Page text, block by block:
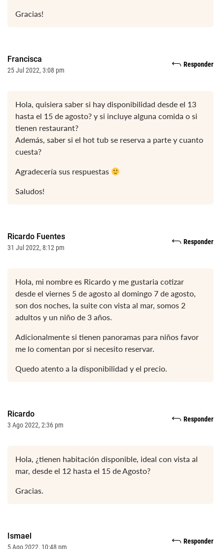
Gracias!
Francisca
25 Jul 2022, 3:08 pm
Responder
Hola, quisiera saber si hay disponibilidad desde el 13
hasta el 15 de agosto? y si incluye alguna comida o si
tienen restaurant?
Además, saber si el hot tub se reserva a parte y cuanto
cuesta?
Agradecería sus respuestas
Saludos!
Ricardo Fuentes
31 Jul 2022, 8:12 pm
Responder
Hola, mi nombre es Ricardo y me gustaria cotizar
desde el viernes 5 de agosto al domingo 7 de agosto,
son dos noches, la suite con vista al mar, somos 2
adultos y un niño de 3 años.
Adicionalmente si tienen panoramas para niños favor
me lo comentan por si necesito reservar.
Quedo atento a la disponibilidad y el precio.
Ricardo
3 Ago 2022, 2:36 pm
Responder
Hola, ¿tienen habitación disponible, ideal con vista al
mar, desde el 12 hasta el 15 de Agosto?
Gracias.
Ismael
5 Ago 2022, 10:48 pm
Responder